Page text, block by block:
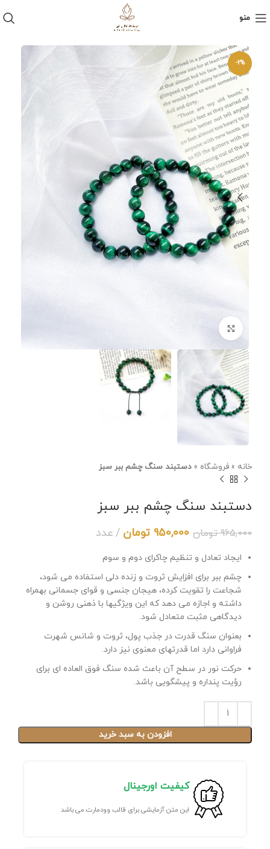
منو
-2%
برای بزرگنمایی کلیک کنید
خانه » فروشگاه » دستبند سنگ چشم ببر سبز
دستبند سنگ چشم ببر سبز
965,000 تومان 950,000 تومان عدد
ایجاد تعادل و تنظیم چاکرای دوم و سوم
چشم ببر برای افزایش ثروت و زنده دلی استفاده می شود،
شجاعت را تقویت کرده، هیجان جنسی و قوای جسمانی بهمراه
داشته و اجازه می دهد که این ویژگیها با ذهنی روشن و
دیدگاهی مثبت متعادل شود.
بعنوان سنگ قدرت در جذب پول، ثروت و شانس شهرت
فراوانی دارد اما قدرتهای معنوی نیز دارد.
حرکت نور در سطح آن باعث شده سنگ فوق العاده ای برای
رؤیت پنداره و پیشگویی باشد.
افزودن به سبد خرید
کیفیت اورجینال
این متن آزمایشی برای قالب وودمارت می باشد